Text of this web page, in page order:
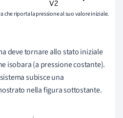
che riporta la pressione al suo valore iniziale.
deve tornare allo stato iniziale
isobara (a pressione costante).
subisce una
nella figura sottostante.